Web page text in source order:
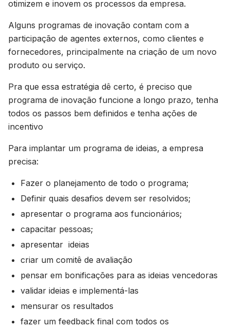
otimizem e inovem os processos da empresa.
Alguns programas de inovação contam com a
participação de agentes externos, como clientes e
fornecedores, principalmente na criação de um novo
produto ou serviço.
Pra que essa estratégia dê certo, é preciso que
programa de inovação funcione a longo prazo, tenha
todos os passos bem definidos e tenha ações de
incentivo
Para implantar um programa de ideias, a empresa
precisa:
Fazer o planejamento de todo o programa;
Definir quais desafios devem ser resolvidos;
apresentar o programa aos funcionários;
capacitar pessoas;
apresentar ideias
criar um comitê de avaliação
pensar em bonificações para as ideias vencedoras
validar ideias e implementá-las
mensurar os resultados
fazer um feedback final com todos os